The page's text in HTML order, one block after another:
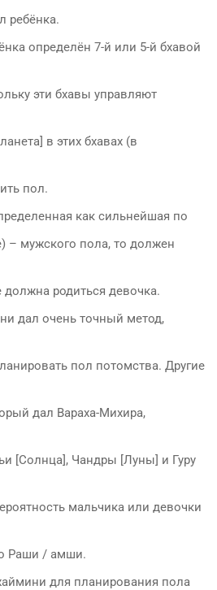
ребёнка.
определён 7-й или 5-й бхавой
эти бхавы управляют
в этих бхавах (в
пол.
как сильнейшая по
– мужского пола, то должен
родиться девочка.
дал очень точный метод,
пол потомства. Другие
дал Вараха-Михира,
[Солнца], Чандры [Луны] и Гуру
мальчика или девочки
Раши / амши.
для планирования пола